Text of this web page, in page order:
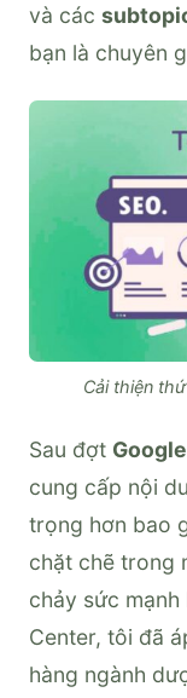
và các
bạn là chuyên
Cải thiện
Sau đợt
cung cấp nội
trọng hơn bao
chặt chẽ trong
chảy sức mạnh
Center, tôi đã
hàng ngành